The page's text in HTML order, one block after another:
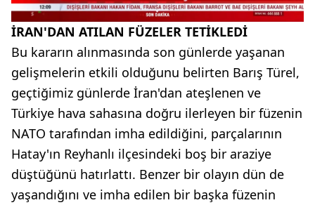
İRAN'DAN ATILAN FÜZELER TETİKLEDİ
Bu kararın alınmasında son günlerde yaşanan
gelişmelerin etkili olduğunu belirten Barış Türel,
geçtiğimiz günlerde İran'dan ateşlenen ve
Türkiye hava sahasına doğru ilerleyen bir füzenin
NATO tarafından imha edildiğini, parçalarının
Hatay'ın Reyhanlı ilçesindeki boş bir araziye
düştüğünü hatırlattı. Benzer bir olayın dün de
yaşandığını ve imha edilen bir başka füzenin